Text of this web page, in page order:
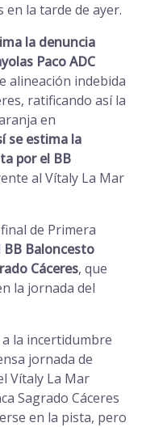
la tarde de ayer.
la denuncia
Paco ADC
alineación indebida
ratificando así la
en
se estima la
por el BB
al Vítaly La Mar
de Primera
BB Baloncesto
Cáceres, que
la jornada del
la incertidumbre
jornada de
Vítaly La Mar
Sagrado Cáceres
en la pista, pero